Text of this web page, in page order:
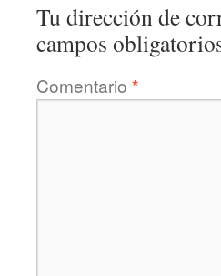
Tu dirección de
campos
Comentario *